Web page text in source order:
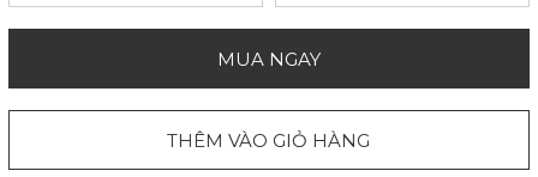
MUA NGAY
THÊM VÀO GIỎ HÀNG